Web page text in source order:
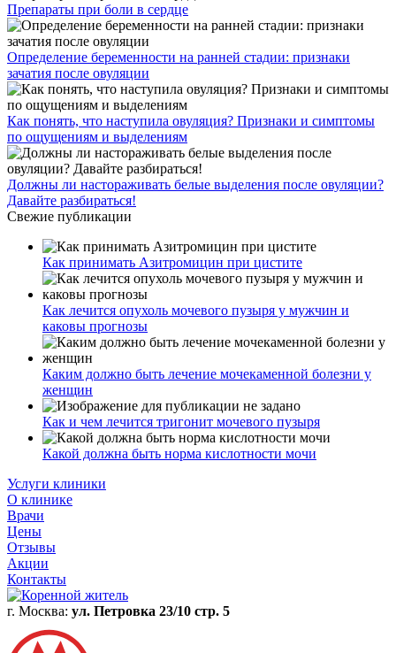
Препараты при боли в сердце
Определение беременности на ранней стадии: признаки
зачатия после овуляции
Как понять, что наступила овуляция? Признаки и симптомы
по ощущениям и выделениям
Должны ли настораживать белые выделения после овуляции?
Давайте разбираться!
Свежие публикации
Как принимать Азитромицин при цистите
Как лечится опухоль мочевого пузыря у мужчин и
каковы прогнозы
Каким должно быть лечение мочекаменной болезни у
женщин
Как и чем лечится тригонит мочевого пузыря
Какой должна быть норма кислотности мочи
Услуги клиники
О клинике
Врачи
Цены
Отзывы
Акции
Контакты
г. Москва: ул. Петровка 23/10 стр. 5